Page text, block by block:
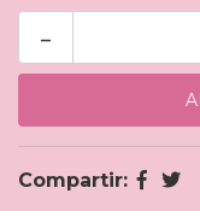
-
Compartir: